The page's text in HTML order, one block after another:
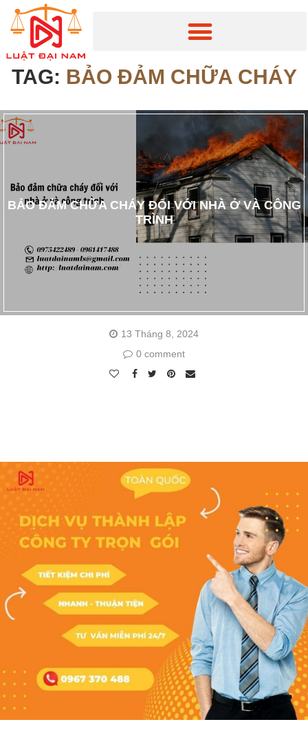
TAG: BẢO ĐẢM CHỮA CHÁY
BẢO ĐẢM CHỮA CHÁY ĐỐI VỚI NHÀ Ở VÀ CÔNG
TRÌNH
13 Tháng 8, 2024
0 comment